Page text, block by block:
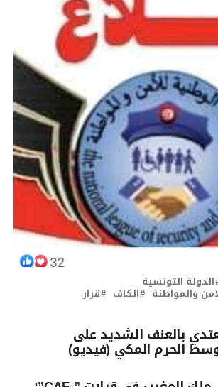
الدولة التونسية
والمواطنة الكاف قرار
بالعنف الشديد على
الحرم المكي (فيديو)